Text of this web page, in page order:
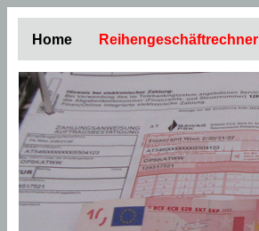
Home Reihengeschäftrechner